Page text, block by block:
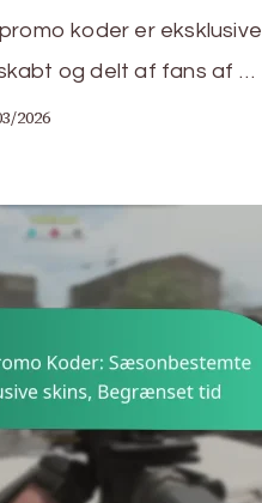
koder er eksklusive
og delt af fans af …
2026